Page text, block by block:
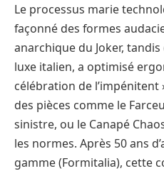
Le processus marie
façonné des formes
anarchique du Joker,
luxe italien, a optimisé
célébration de l’impénitent
des pièces comme le
sinistre, ou le Canapé
les normes. Après 50 ans
gamme (Formitalia), cette